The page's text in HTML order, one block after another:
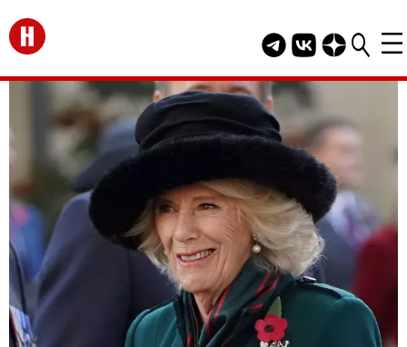
Перейти на главную
Telegram канал
Группа HELLO
Канал